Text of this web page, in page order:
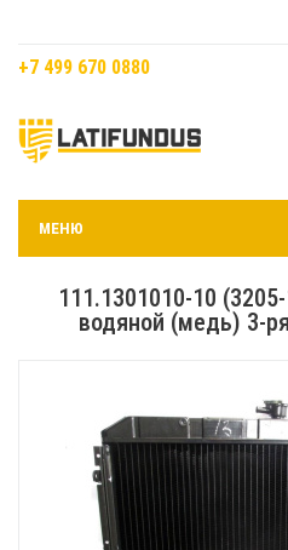
+7 499 670 0880
МЕНЮ
111.1301010-10
водяной (медь) 3-